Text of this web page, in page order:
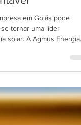
maneiras de
tornar uma
em Goiás pode